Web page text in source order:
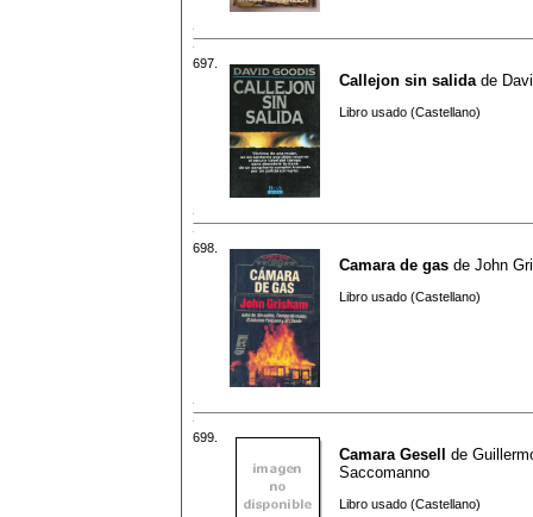
697.
Callejon sin salida de
Libro usado (Castellano)
698.
Camara de gas de John
Libro usado (Castellano)
699.
Camara Gesell de
Saccomanno
Libro usado (Castellano)